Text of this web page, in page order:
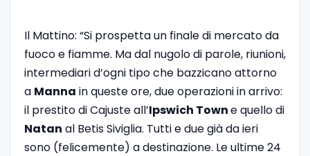
Il Mattino: “Si prospetta un finale di mercato da
fuoco e fiamme. Ma dal nugolo di parole, riunioni,
intermediari d’ogni tipo che bazzicano attorno
a Manna in queste ore, due operazioni in arrivo:
il prestito di Cajuste all’Ipswich Towne quello di
Natan al Betis Siviglia. Tutti e due già da ieri
sono (felicemente) a destinazione. Le ultime 24